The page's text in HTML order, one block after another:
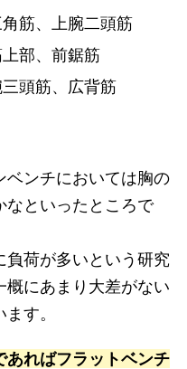
筋、上腕二頭筋
部、前鋸筋
頭筋、広背筋
ベンチにおいては胸の
なといったところで
荷が多いという研究
にあまり大差がない
す。
あればフラットベンチ